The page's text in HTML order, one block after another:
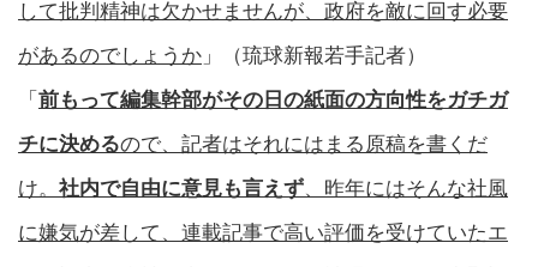
して批判精神は欠かせませんが、政府を敵に回す必要
があるのでしょうか 」（琉球新報若手記者）
「前もって編集幹部がその日の紙面の方向性をガチガ
チに決めるので、記者はそれにはまる原稿を書くだ
け。 社内で自由に意見も言えず、昨年にはそんな社風
に嫌気が差して、連載記事で高い評価を受けていたエ